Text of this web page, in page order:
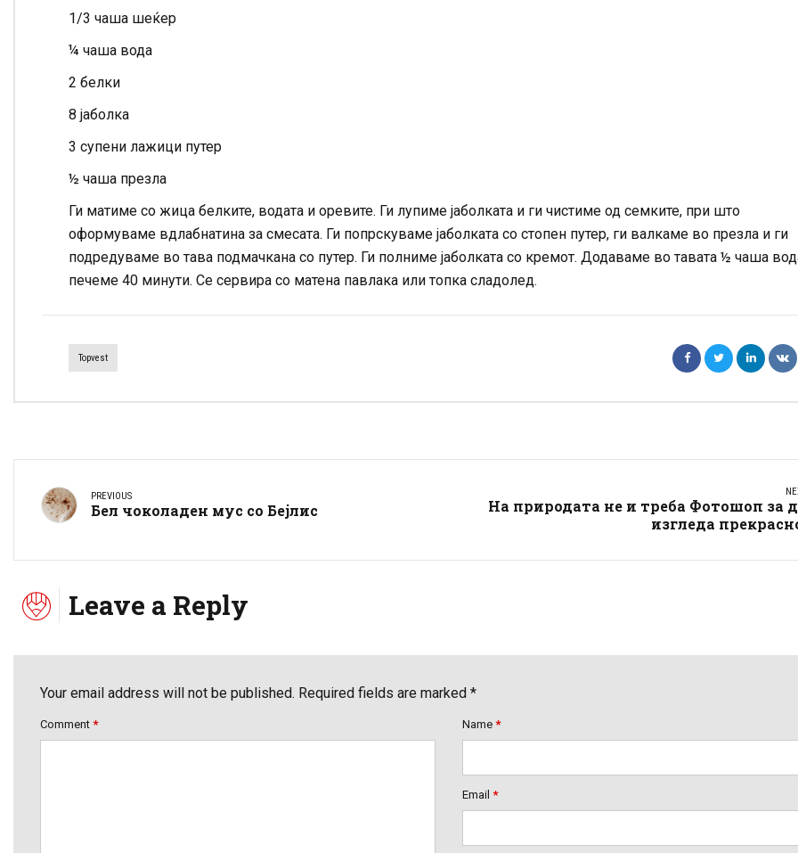
1/3 чаша шеќер
¼ чаша вода
2 белки
8 јаболка
3 супени лажици путер
½ чаша презла
Ги матиме со жица белките, водата и оревите. Ги лупиме јаболката и ги чистиме од семките, при што
оформуваме вдлабнатина за смесата. Ги попрскуваме јаболката со стопен путер, ги валкаме во презла и ги
подредуваме во тава подмачкана со путер. Ги полниме јаболката со кремот. Додаваме во тавата ½ чаша
печеме 40 минути. Се сервира со матена павлака или топка сладолед.
Topvest
PREVIOUS
Бел чоколаден мус со Бејлис
На природата не и треба Фотошоп за
изгледа
Leave a Reply
Your email address will not be published. Required fields are marked *
Comment * Name *
Email *